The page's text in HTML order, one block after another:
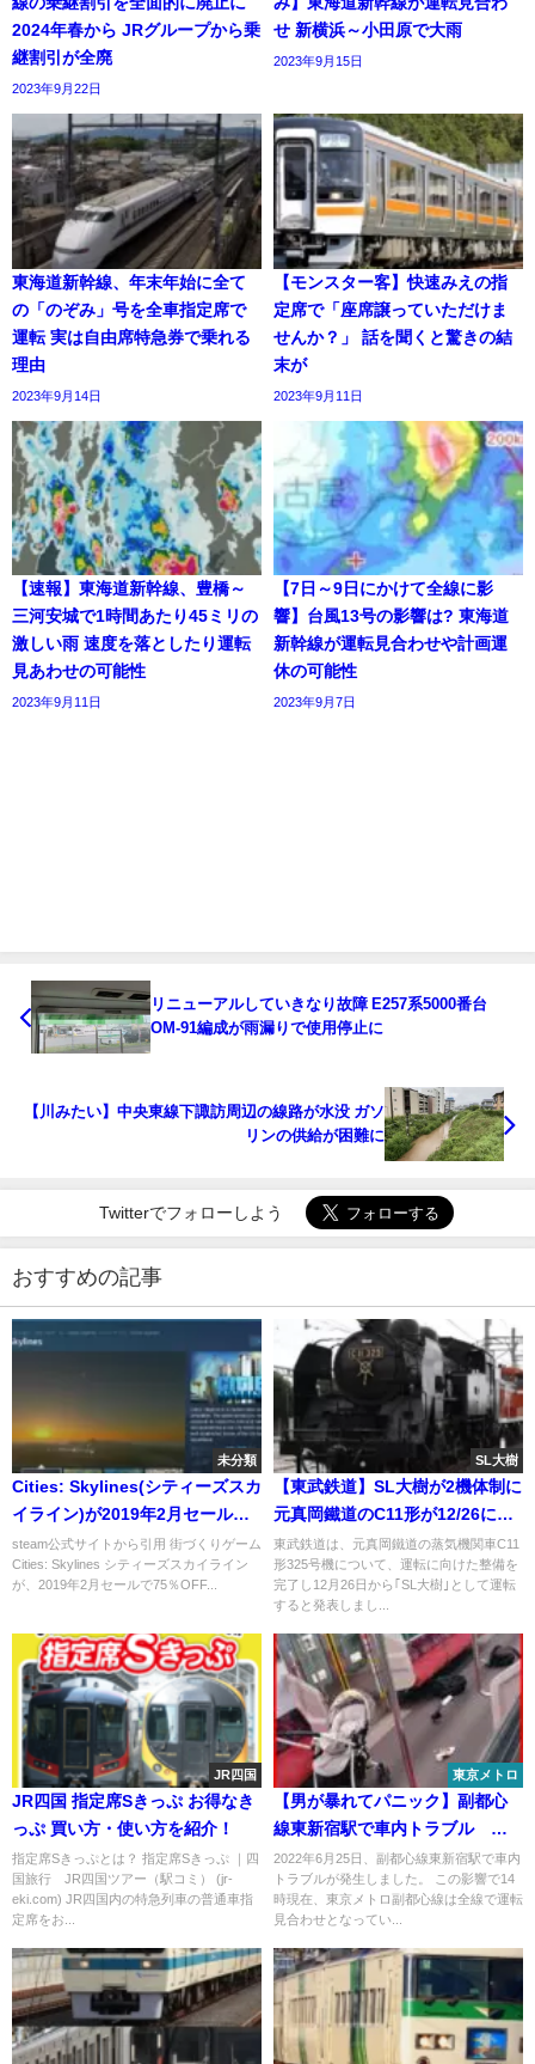
2024年春から JRグループから乗
継割引が全廃
2023年9月22日
せ 新横浜～小田原で大雨
2023年9月15日
東海道新幹線、年末年始に全て
の「のぞみ」号を全車指定席で
運転 実は自由席特急券で乗れる
理由
2023年9月14日
【モンスター客】快速みえの指
定席で「座席譲っていただけま
せんか？」 話を聞くと驚きの結
末が
2023年9月11日
【速報】東海道新幹線、豊橋～
三河安城で1時間あたり45ミリの
激しい雨 速度を落としたり運転
見あわせの可能性
2023年9月11日
【7日～9日にかけて全線に影
響】台風13号の影響は? 東海道
新幹線が運転見合わせや計画運
休の可能性
2023年9月7日
リニューアルしていきなり故障 E257系5000番台
OM-91編成が雨漏りで使用停止に
【川みたい】中央東線下諏訪周辺の線路が水没 ガソ
リンの供給が困難に
Twitterでフォローしよう
おすすめの記事
未分類
Cities: Skylines(シティーズスカ
イライン)が2019年2月セールで
75％OFF
steam公式サイトから引用 街づくりゲーム
Cities: Skylines シティーズスカイライン
が、2019年2月セールで75％OFF...
SL大樹
【東武鉄道】SL大樹が2機体制に
元真岡鐵道のC11形が12/26にデ
ビュー 三重連での運転も計画
東武鉄道は、元真岡鐵道の蒸気機関車C11
形325号機について、運転に向けた整備を
完了し12月26日から｢SL大樹｣として運転
すると発表しまし...
JR四国
JR四国 指定席Sきっぷ お得なき
っぷ 買い方・使い方を紹介！
指定席Sきっぷとは？ 指定席Sきっぷ ｜四
国旅行 JR四国ツアー（駅コミ） (jr-
eki.com) JR四国内の特急列車の普通車指
定席をお...
東京メトロ
【男が暴れてパニック】副都心
線東新宿駅で車内トラブル 運
転見合わせ ベビーカーやカバ
ンが散乱 一体何が
2022年6月25日、副都心線東新宿駅で車内
トラブルが発生しました。 この影響で14
時現在、東京メトロ副都心線は全線で運転
見合わせとなってい...